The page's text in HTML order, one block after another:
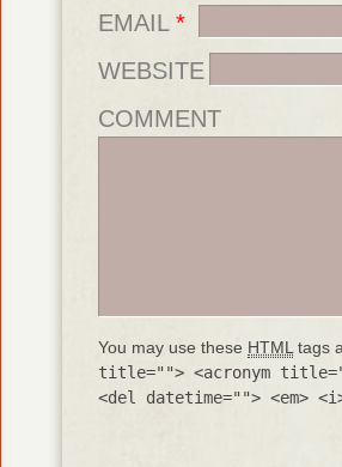
EMAIL *
WEBSITE
COMMENT
You may use these HTMLtags
title=""> <acronym
<del datetime=""> <em>